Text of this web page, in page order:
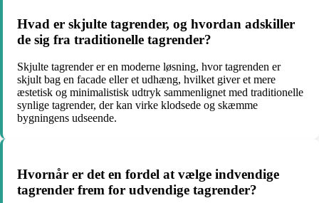
Hvad er skjulte tagrender, og hvordan adskiller
de sig fra traditionelle tagrender?
Skjulte tagrender er en moderne løsning, hvor tagrenden er
skjult bag en facade eller et udhæng, hvilket giver et mere
æstetisk og minimalistisk udtryk sammenlignet med traditionelle
synlige tagrender, der kan virke klodsede og skæmme
bygningens udseende.
Hvornår er det en fordel at vælge indvendige
tagrender frem for udvendige tagrender?